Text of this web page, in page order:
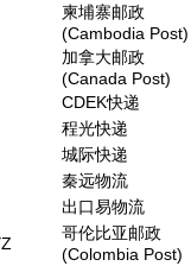
柬埔寨邮政
(Cambodia Post)
加拿大邮政
(Canada Post)
CDEK快递
程光快递
城际快递
秦远物流
出口易物流
哥伦比亚邮政
(Colombia Post)